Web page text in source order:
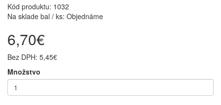
Kód produktu: 1032
Na sklade bal / ks: Objednáme
6,70€
Bez DPH: 5,45€
Množstvo